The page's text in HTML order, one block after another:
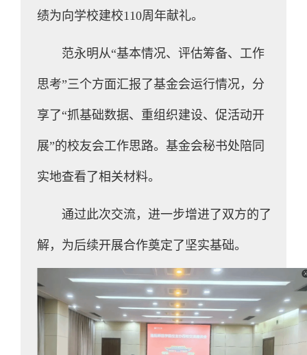
绩为向学校建校110周年献礼。
范永明从“基本情况、评估筹备、工作
思考”三个方面汇报了基金会运行情况，分
享了“抓基础数据、重组织建设、促活动开
展”的校友会工作思路。基金会秘书处陪同
实地查看了相关材料。
通过此次交流，进一步增进了双方的了
解，为后续开展合作奠定了坚实基础。